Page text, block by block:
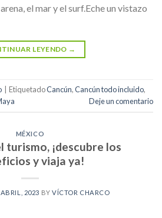
el mar y el surf.Eche un vistazo
LEYENDO →
EtiquetadoCancún,Cancún todo incluido,
Deje un comentario
MÉXICO
turismo, ¡descubre los
y viaja ya!
2023 BYVÍCTOR CHARCO